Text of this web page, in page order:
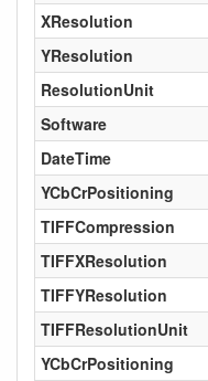
XResolution
YResolution
ResolutionUnit
Software
DateTime
YCbCrPositioning
TIFFCompression
TIFFXResolution
TIFFYResolution
TIFFResolutionUnit
YCbCrPositioning